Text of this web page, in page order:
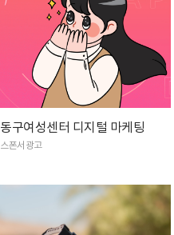
동구여성센터 디지털 마케팅
스폰서광고